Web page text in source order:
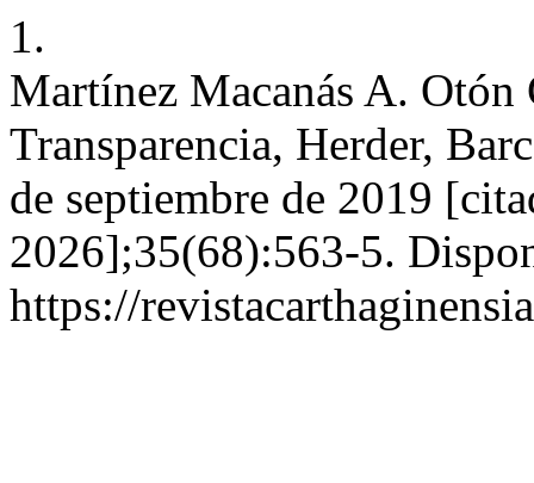
1.
Martínez Macanás A.
Transparencia, Herder,
de septiembre de 2019
2026];35(68):563-5.
https://